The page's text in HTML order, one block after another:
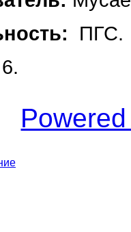
ПГС.
6.